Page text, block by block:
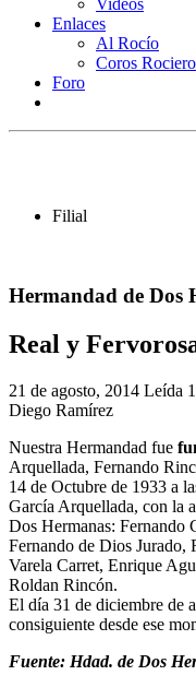
Videos
Enlaces
Al Rocío
Coros
Foro
Filial
Hermandad de Dos
Real y
21 de agosto, 2014 Leída
Diego Ramírez
Nuestra Hermandad fue
Arquellada, Fernando
14 de Octubre de 1933 a
García Arquellada, con la
Dos Hermanas: Fernando
Fernando de Dios Jurado,
Varela Carret, Enrique
Roldan Rincón.
El día 31 de diciembre de
consiguiente desde ese
Fuente: Hdad. de Dos